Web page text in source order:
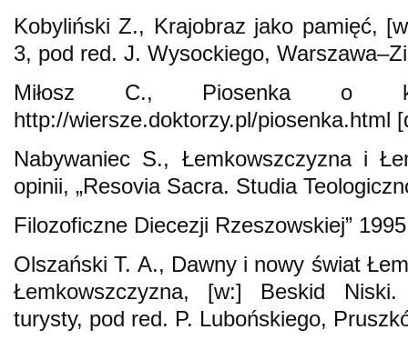
Kobyliński Z., Krajobraz jako pamięć,
3, pod red. J. Wysockiego,
Miłosz C., Piosenka o
http://wiersze.doktorzy.pl/piosenka.html
Nabywaniec S., Łemkowszczyzna i
opinii, „Resovia Sacra. Studia
Filozoficzne Diecezji Rzeszowskiej”
Olszański T. A., Dawny i nowy świat
Łemkowszczyzna, [w:] Beskid Niski.
turysty, pod red. P. Lubońskiego,